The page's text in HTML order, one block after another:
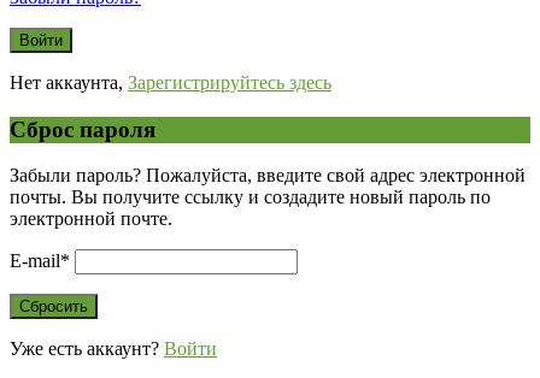
Нет аккаунта, Зарегистрируйтесь здесь
Сброс пароля
Забыли пароль? Пожалуйста, введите свой адрес электронной
почты. Вы получите ссылку и создадите новый пароль по
электронной почте.
E-mail*
Уже есть аккаунт? Войти